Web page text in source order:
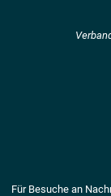
Für Besuche an